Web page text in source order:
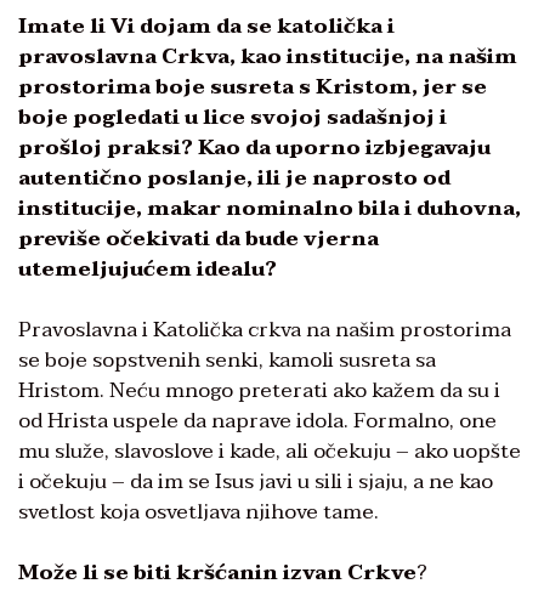
Imate li Vi dojam da se katolička i
pravoslavna Crkva, kao institucije, na našim
prostorima boje susreta s Kristom, jer se
boje pogledati u lice svojoj sadašnjoj i
prošloj praksi? Kao da uporno izbjegavaju
autentično poslanje, ili je naprosto od
institucije, makar nominalno bila i duhovna,
previše očekivati da bude vjerna
utemeljujućem idealu?
Pravoslavna i Katolička crkva na našim prostorima
se boje sopstvenih senki, kamoli susreta sa
Hristom. Neću mnogo preterati ako kažem da su i
od Hrista uspele da naprave idola. Formalno, one
mu služe, slavoslove i kade, ali očekuju – ako uopšte
i očekuju – da im se Isus javi u sili i sjaju, a ne kao
svetlost koja osvetljava njihove tame.
Može li se biti kršćanin izvan Crkve?